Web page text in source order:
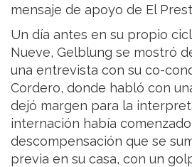
mensaje de apoyo de El
Un día antes en su propio
Nueve, Gelblung se mostró
una entrevista con su co-
Cordero, donde habló con
dejó margen para la
internación había
descompensación que se
previa en su casa, con un